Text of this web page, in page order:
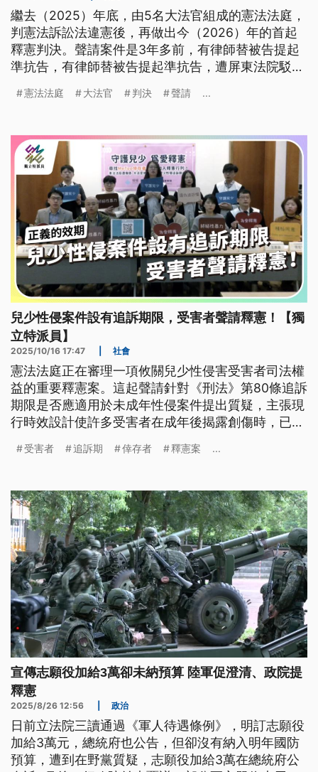
繼去（2025）年底，由5名大法官組成的憲法法庭，
判憲法訴訟法違憲後，再做出今（2026）年的首起
釋憲判決。聲請案件是3年多前，有律師替被告提起
準抗告，有律師替被告提起準抗告，遭屏東法院駁
是牴觸憲法，因此，廢棄裁發回地院更裁。而這次判
與朱富美，仍舊缺席。
憲法法庭 大法官 判決 聲請 ...
兒少性侵案件設有追訴期限，受害者聲請釋憲！【獨
立特派員】
2025/10/16 17:47 社會
憲法法庭正在審理一項攸關兒少性侵害受害者司法權
益的重要釋憲案。這起聲請針對《刑法》第80條追訴
期限是否應適用於未成年性侵案件提出質疑，主張現
行時效設計使許多受害者在成年後揭露創傷時，已喪
無法起訴的相關案件至少超過一千件。對這些受害者
受害者 追訴期 倖存者 釋憲案 ...
宣傳志願役加給3萬卻未納預算 陸軍促澄清、政院提
釋憲
2025/8/26 12:56 政治
日前立法院三讀通過《軍人待遇條例》，明訂志願役
加給3萬元，總統府也公告，但卻沒有納入明年國防
預算，遭到在野黨質疑，志願役加給3萬在總統府公